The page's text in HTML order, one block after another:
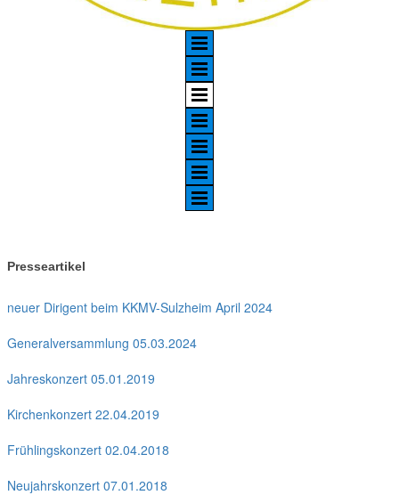
Presseartikel
neuer Dirigent beim KKMV-Sulzheim April 2024
Generalversammlung 05.03.2024
Jahreskonzert 05.01.2019
Kirchenkonzert 22.04.2019
Frühlingskonzert 02.04.2018
Neujahrskonzert 07.01.2018